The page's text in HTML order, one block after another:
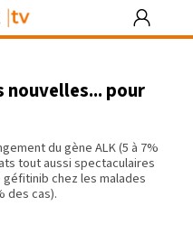
vous by Curie
7:53
nouvelles... pour
du gène ALK (5 à 7%
tout aussi spectaculaires
chez les malades
des cas).